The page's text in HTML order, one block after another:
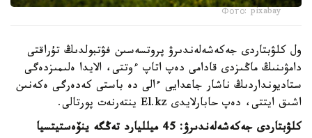
Фото: pixabay
ول كلۋبتاردى جەكەشەلەندىرۋ پروتسەسىن فۋتبولدىڭ تۇراقتى
دامۋىنىڭ ماڭىزدى قادامى دەپ اتاپ ءوتتى، الايدا ەلىمىزدەگى
ستاديونداردىڭ ناشار جاعدايى ءالى دە باستى كەدەرگى ەكەنىن
اشىق ايتتى، دەپ حابارلايدى El.kz ينتەرنەت پورتالى.
كلۋبتاردى جەكەشەلەندىرۋ: 45 ميلليارد تەڭگە ينۆەستيتسيا